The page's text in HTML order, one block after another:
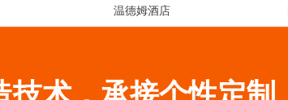
温德姆酒店